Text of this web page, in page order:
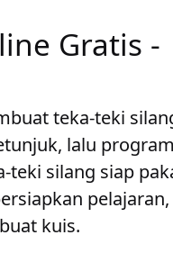
Gratis -
teka-teki
lalu
silang siap
kuis.